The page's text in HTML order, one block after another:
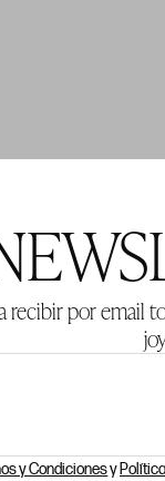
recibir por email
y Condicionesy